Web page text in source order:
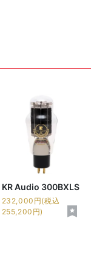
KR Audio 300BXLS
232,000円(税込
255,200円)